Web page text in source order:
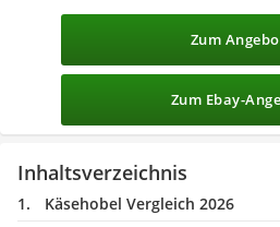
Zum
Zum Ebay-
Inhaltsverzeichnis
Käsehobel Vergleich 2026